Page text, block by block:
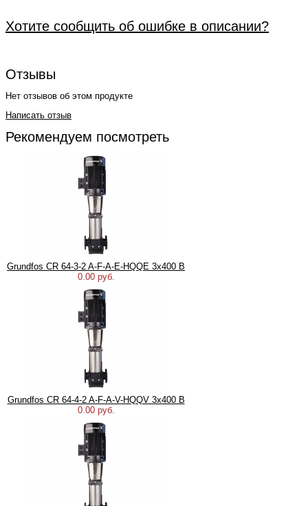
Хотите сообщить об ошибке в описании?
Отзывы
Нет отзывов об этом продукте
Написать отзыв
Рекомендуем посмотреть
Grundfos CR 64-3-2 A-F-A-E-HQQE 3х400 В
0.00 руб.
Grundfos CR 64-4-2 A-F-A-V-HQQV 3х400 В
0.00 руб.